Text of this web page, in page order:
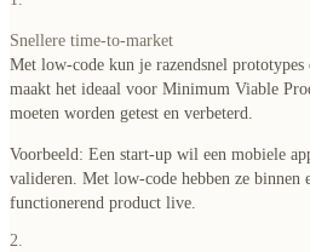
Snellere time-to-market
Met low-code kun je razendsnel
maakt het ideaal voor Minimum Viable
moeten worden getest en verbeterd.
Voorbeeld: Een start-up wil een mobiele
valideren. Met low-code hebben ze binnen
functionerend product live.
2.